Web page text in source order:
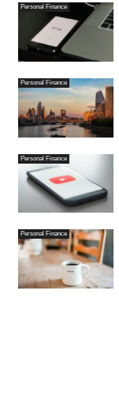
Personal Finance
Personal Finance
Personal Finance
Personal Finance